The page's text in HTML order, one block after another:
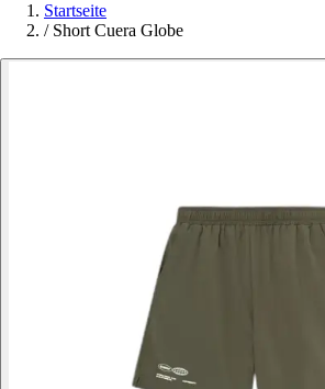
Startseite
/ Short Cuera Globe